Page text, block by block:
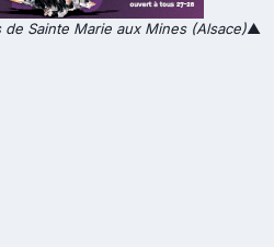
Sainte Marie aux Mines (Alsace)▲